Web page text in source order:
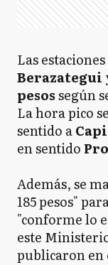
Las
Berazategui
pesossegún
La hora pico
sentido a
en sentido
Además, se
185 pesos"
"conforme lo
este
publicaron en